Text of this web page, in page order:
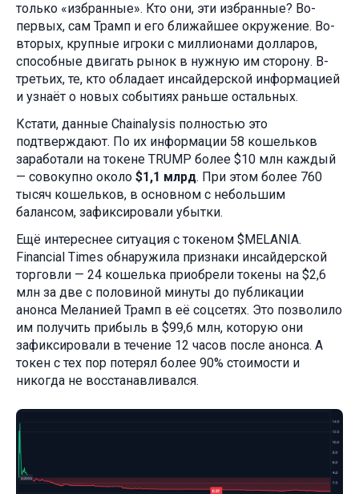
только «избранные». Кто они, эти избранные? Во-
первых, сам Трамп и его ближайшее окружение. Во-
вторых, крупные игроки с миллионами долларов,
способные двигать рынок в нужную им сторону. В-
третьих, те, кто обладает инсайдерской информацией
и узнаёт о новых событиях раньше остальных.
Кстати, данные Chainalysis полностью это
подтверждают. По их информации 58 кошельков
заработали на токене TRUMP более $10 млн каждый
— совокупно около $1,1 млрд. При этом более 760
тысяч кошельков, в основном с небольшим
балансом, зафиксировали убытки.
Ещё интереснее ситуация с токеном $MELANIA.
Financial Times обнаружила признаки инсайдерской
торговли — 24 кошелька приобрели токены на $2,6
млн за две с половиной минуты до публикации
анонса Меланией Трамп в её соцсетях. Это позволило
им получить прибыль в $99,6 млн, которую они
зафиксировали в течение 12 часов после анонса. А
токен с тех пор потерял более 90% стоимости и
никогда не восстанавливался.